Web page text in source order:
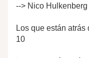
--> Nico
Los que están
10